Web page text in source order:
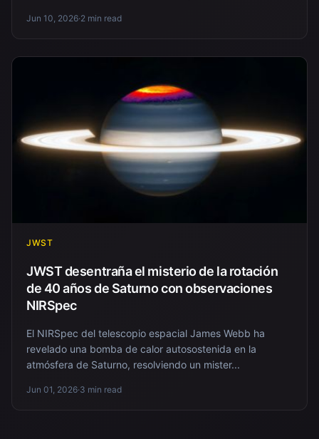
Jun 10, 2026·2 min read
JWST
JWST desentraña el misterio de la rotación
de 40 años de Saturno con observaciones
NIRSpec
El NIRSpec del telescopio espacial James Webb ha
revelado una bomba de calor autosostenida en la
atmósfera de Saturno, resolviendo un mister...
Jun 01, 2026·3 min read